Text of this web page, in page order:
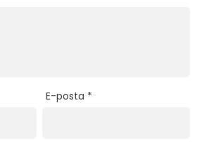
E-posta *